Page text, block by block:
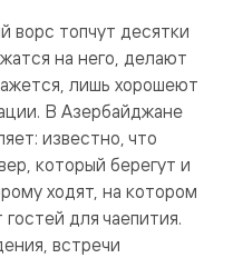
ворс топчут десятки
на него, делают
лишь хорошеют
В Азербайджане
известно, что
который берегут и
ходят, на котором
для чаепития.
встречи